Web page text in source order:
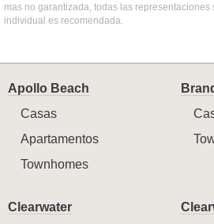
mas no garantizada, todas las
individual es recomendada.
Apollo Beach
Casas
Apartamentos
Townhomes
Clearwater